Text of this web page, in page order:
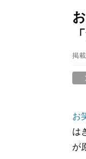
掲
お
は
が